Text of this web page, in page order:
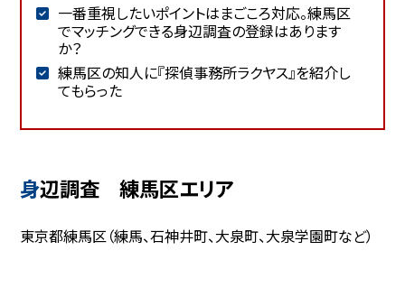
一番重視したいポイントはまごころ対応。練馬区
でマッチングできる身辺調査の登録はあります
か？
練馬区の知人に『探偵事務所ラクヤス』を紹介し
てもらった
身辺調査 練馬区エリア
東京都練馬区（練馬、石神井町、大泉町、大泉学園町など）